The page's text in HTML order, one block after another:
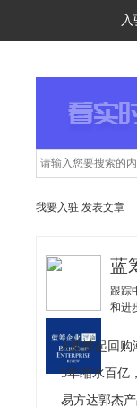
入
我要入驻 发表文章
蓝
跟踪
和进
A股掀起回购潮：
5年缩水百亿
易方达郭杰产